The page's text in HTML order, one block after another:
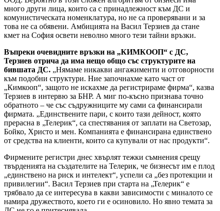
много други лица, които са с принадлежност към ДС и
комунистическата номенклатура, но не са проверявани и за
това не са обявени. Амбицията на Васил Терзиев да стане
кмет на София освети неволно много тези тайни връзки.
Въпреки очевидните връзки на „КИМКООП“ с ДС,
Терзиев отрича да има нещо общо със структурите на
бившата ДС. „Нямаме никакви ангажименти и отговорности
към подобни структури. Ние започнахме като част от
„Кимкооп“, защото не искахме да регистрираме фирма“, казва
Терзиев в интервю за БНР. А миг по-късно признава точно
обратното – че със съдружниците му сами са финансирали
фирмата. „Единствените пари, с които тази дейност, която
прерасна в „Телерик“, са спестявания от заплати на Светозар,
Бойко, Христо и мен. Компанията е финансирана единствено
от средства на клиенти, които са купували от нас продукти“.
Фирмените регистри днес хвърлят тежки съмнения срещу
твърденията на създателите на Телерик, че бизнесът им е плод
„единствено на риск и интелект“, успели са „без протекции и
привилегии“. Васил Терзиев при старта на „Телерик“ е
трябвало да се интересува в какви зависимости с миналото се
намира дружеството, което ги е осиновило. Но явно темата за